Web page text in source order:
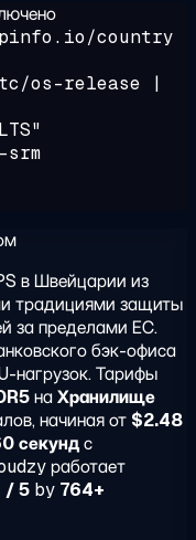
country
os-release |
srm
в Швейцарии из
традициями защиты
за пределами ЕС.
бэк-офиса
нагрузок. Тарифы
наХранилище
начиная от $2.48
секундс
работает
/ 5 by 764+